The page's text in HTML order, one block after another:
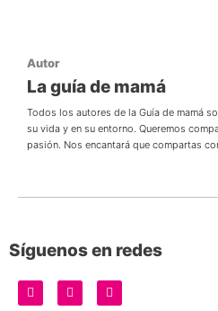
Autor
La guía de mamá
Todos los autores de la Guía de mamá
su vida y en su entorno. Queremos
pasión. Nos encantará que compartas
Síguenos en redes